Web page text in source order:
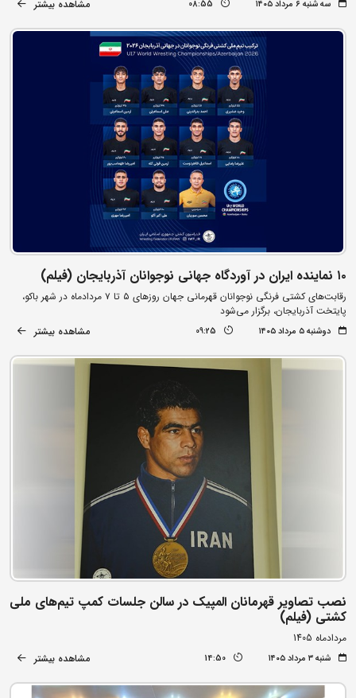
سه شنبه ۶ مرداد ۱۴۰۵ 08:55 مشاهده بیشتر
۱۰ نماینده ایران در آوردگاه جهانی نوجوانان آذربایجان (فیلم)
رقابت‌های کشتی فرنگی نوجوانان قهرمانی جهان روزهای ۵ تا ۷ مردادماه در شهر باکو،
پایتخت آذربایجان، برگزار می‌شود
دوشنبه ۵ مرداد ۱۴۰۵ 09:25 مشاهده بیشتر
نصب تصاویر قهرمانان المپیک در سالن جلسات کمپ تیم‌های ملی
کشتی (فیلم)
مردادماه 1405
شنبه ۳ مرداد ۱۴۰۵ 14:50 مشاهده بیشتر